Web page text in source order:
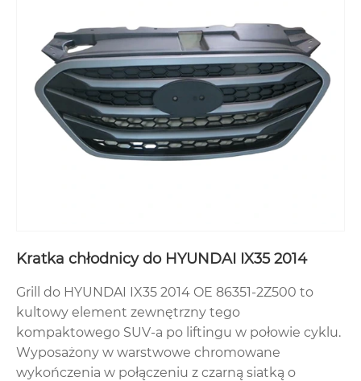
Kratka chłodnicy do HYUNDAI IX35 2014
Grill do HYUNDAI IX35 2014 OE 86351-2Z500 to
kultowy element zewnętrzny tego
kompaktowego SUV-a po liftingu w połowie cyklu.
Wyposażony w warstwowe chromowane
wykończenia w połączeniu z czarną siatką o